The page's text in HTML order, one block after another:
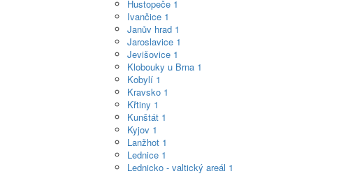
Hustopeče 1
Ivančice 1
Janův hrad 1
Jaroslavice 1
Jevišovice 1
Klobouky u Brna 1
Kobylí 1
Kravsko 1
Křtiny 1
Kunštát 1
Kyjov 1
Lanžhot 1
Lednice 1
Lednicko - valtický areál 1